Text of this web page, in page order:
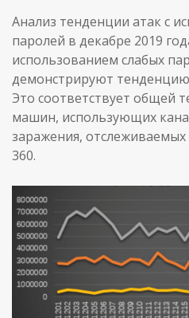
Анализ тенденции атак с
паролей в декабре 2019
использованием слабых
демонстрируют
Это соответствует общей
машин, использующих
заражения,
360.